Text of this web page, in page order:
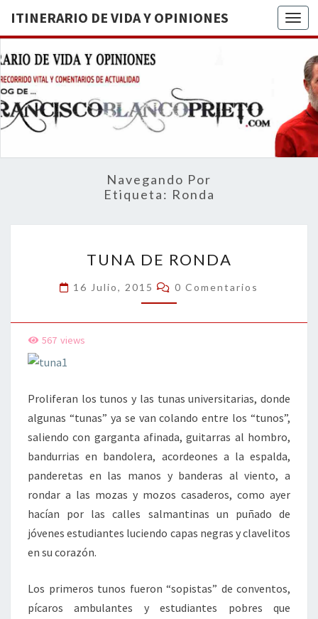
ITINERARIO DE VIDA Y OPINIONES
DE
BREVE
RECORRIDO
VITAL Y
ACTUALIDAD
Navegando Por
Etiqueta: Ronda
DE
RONDA
TUNA DE RONDA
16 Julio, 2015 Comentarios
0 Comentarios
567 views
Proliferan los tunos y las tunas universitarias, donde
algunas “tunas” ya se van colando entre los “tunos”,
saliendo con garganta afinada, guitarras al hombro,
bandurrias en bandolera, acordeones a la espalda,
panderetas en las manos y banderas al viento, a
rondar a las mozas y mozos casaderos, como ayer
hacían por las calles salmantinas un puñado de
jóvenes estudiantes luciendo capas negras y clavelitos
en su corazón.
Los primeros tunos fueron “sopistas” de conventos,
pícaros ambulantes y estudiantes pobres que